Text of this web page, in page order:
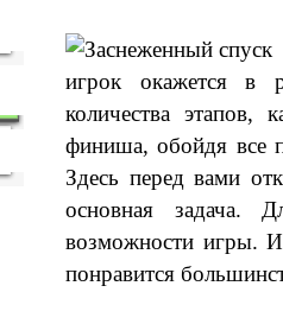
игрок окажется в
количества
финиша, обойдя все
Здесь перед вами
основная задача.
возможности игры.
понравится